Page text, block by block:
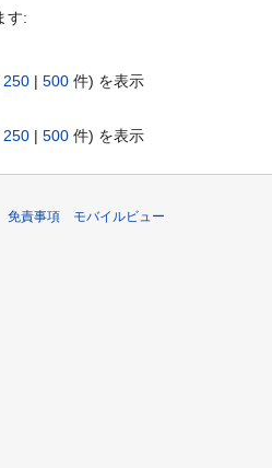
す:
250 | 500 件) を表示
250 | 500 件) を表示
免責事項 モバイルビュー